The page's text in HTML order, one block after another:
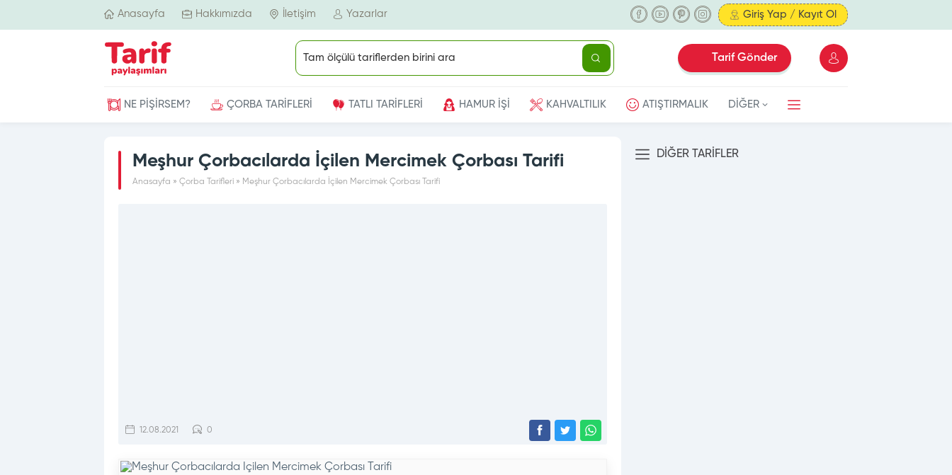
Anasayfa Hakkımızda İletişim Yazarlar Giriş Yap / Kayıt Ol
Tarif Gönder
NE PİŞİRSEM? ÇORBA TARİFLERİ TATLI TARİFLERİ HAMUR İŞİ KAHVALTILIK ATIŞTIRMALIK DİĞER
Meşhur Çorbacılarda İçilen Mercimek Çorbası Tarifi
Anasayfa » Çorba Tarifleri » Meşhur Çorbacılarda İçilen Mercimek Çorbası Tarifi
12.08.2021 0
DİĞER TARİFLER